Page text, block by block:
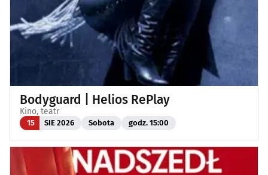
Bodyguard | Helios RePlay
Kino, teatr
15 SIE 2026 Sobota godz. 15:00